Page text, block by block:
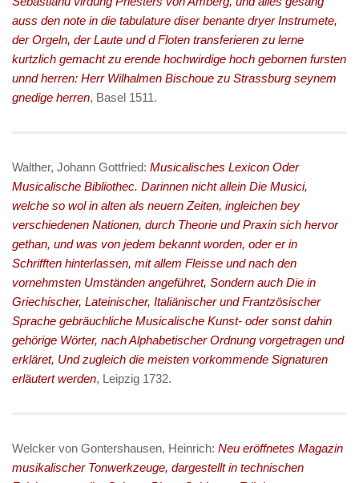
auss den note in die tabulature diser benante dryer Instrumete,
der Orgeln, der Laute und d Floten transferieren zu lerne
kurtzlich gemacht zu erende hochwirdige hoch gebornen fursten
unnd herren: Herr Wilhalmen Bischoue zu Strassburg seynem
gnedige herren, Basel 1511.
Walther, Johann Gottfried: Musicalisches Lexicon Oder
Musicalische Bibliothec. Darinnen nicht allein Die Musici,
welche so wol in alten als neuern Zeiten, ingleichen bey
verschiedenen Nationen, durch Theorie und Praxin sich hervor
gethan, und was von jedem bekannt worden, oder er in
Schrifften hinterlassen, mit allem Fleisse und nach den
vornehmsten Umständen angeführet, Sondern auch Die in
Griechischer, Lateinischer, Italiänischer und Frantzösischer
Sprache gebräuchliche Musicalische Kunst- oder sonst dahin
gehörige Wörter, nach Alphabetischer Ordnung vorgetragen und
erkläret, Und zugleich die meisten vorkommende Signaturen
erläutert werden, Leipzig 1732.
Welcker von Gontershausen, Heinrich: Neu eröffnetes Magazin
musikalischer Tonwerkzeuge, dargestellt in technischen